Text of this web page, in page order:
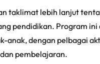
taklimat lebih lanjut
pendidikan. Program
anak, dengan pelbagai
pembelajaran.